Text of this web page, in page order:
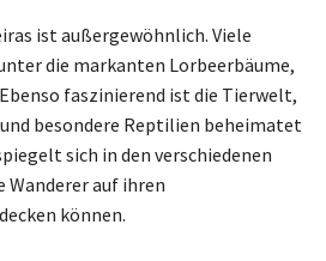
ist außergewöhnlich. Viele
die markanten Lorbeerbäume,
faszinierend ist die Tierwelt,
besondere Reptilien beheimatet
sich in den verschiedenen
Wanderer auf ihren
können.